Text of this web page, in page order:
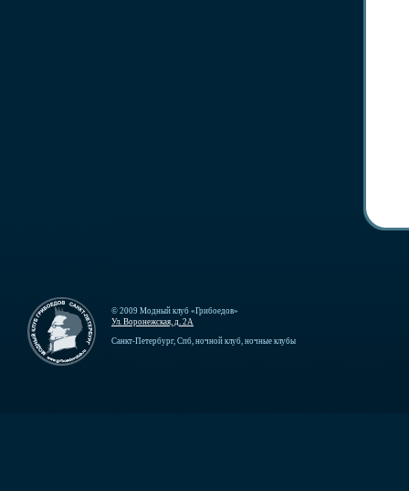
© 2009 Модный клуб «Грибоедов»
Ул. Воронежская, д. 2А
Санкт-Петербург, Спб, ночной клуб, ночные клубы